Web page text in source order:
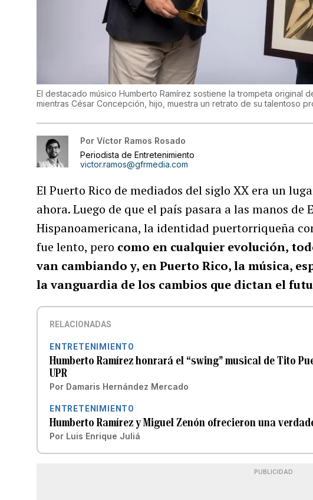
El destacado músico Humberto Ramírez sostiene la trompeta original
mientras César Concepción, hijo, muestra un retrato de su talentoso
Por Víctor Ramos Rosado
Periodista de Entretenimiento
victor.ramos@gfrmedia.com
El Puerto Rico de mediados del siglo XX era un
ahora. Luego de que el país pasara a las manos
Hispanoamericana, la identidad puertorriqueña
fue lento, pero como en cualquier evolución,
van cambiando y, en Puerto Rico, la música,
la vanguardia de los cambios que dictan el
RELACIONADAS
ENTRETENIMIENTO
Humberto Ramírez honrará el “swing” musical de Tito
UPR
Por Damaris Hernández Mercado
ENTRETENIMIENTO
Humberto Ramírez y Miguel Zenón ofrecieron una
Por Luis Enrique Juliá
PUBLICIDAD